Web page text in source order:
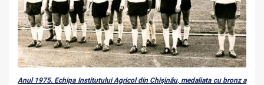
Anul 1975. Echipa Institutului Agricol din Chişinău, medaliata cu bronz a